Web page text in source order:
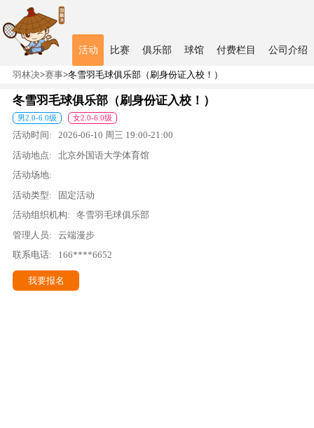
活动 比赛 俱乐部 球馆 付费栏目 公司介绍
羽林决>赛事>冬雪羽毛球俱乐部（刷身份证入校！）
冬雪羽毛球俱乐部（刷身份证入校！）
男2.0-6.0级 女2.0-6.0级
活动时间: 2026-06-10 周三 19:00-21:00
活动地点:
北京外国语大学体育馆
活动场地:
活动类型:
固定活动
活动组织机构:
冬雪羽毛球俱乐部
管理人员:
云端漫步
联系电话:
166****6652
我要报名